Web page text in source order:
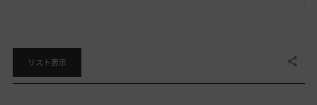
リスト表示 共有する